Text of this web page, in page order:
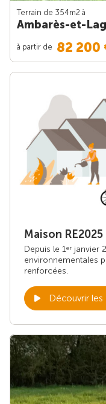
Terrain de 354m2 à
Ambarès-et-
à partir de 82 200
Maison RE2025
Depuis le 1er janvier
environnementales
renforcées.
Découvrir les